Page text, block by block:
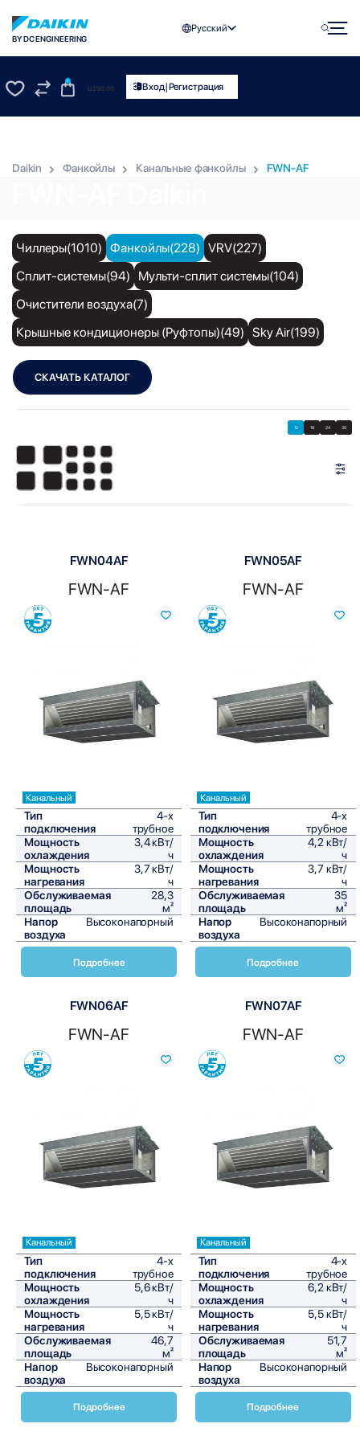
BY DC ENGINEERING
Русский
0
UZS0.00 Вход|Регистрация
Daikin Фанкойлы Канальные фанкойлы FWN-AF
Чиллеры(1010) Фанкойлы(228) VRV(227)
Сплит-системы(94)
Мульти-сплит системы(104)
Очистители воздуха(7)
Крышные кондиционеры (Руфтопы)(49) Sky Air(199)
СКАЧАТЬ КАТАЛОГ
12 18 24 30
Показать:
FWN04AF
FWN-AF
Сравнить
Канальный
Тип
подключения
4-х
трубное
Мощность
охлаждения
3,4 кВт/
ч
Мощность
нагревания
3,7 кВт/
ч
Обслуживаемая
площадь
28,3
м²
Напор
воздуха
Высоконапорный
Подробнее
FWN05AF
FWN-AF
Сравнить
Канальный
Тип
подключения
4-х
трубное
Мощность
охлаждения
4,2 кВт/
ч
Мощность
нагревания
3,7 кВт/
ч
Обслуживаемая
площадь
35
м²
Напор
воздуха
Высоконапорный
Подробнее
FWN06AF
FWN-AF
Сравнить
Канальный
Тип
подключения
4-х
трубное
Мощность
охлаждения
5,6 кВт/
ч
Мощность
нагревания
5,5 кВт/
ч
Обслуживаемая
площадь
46,7
м²
Напор
воздуха
Высоконапорный
Подробнее
FWN07AF
FWN-AF
Сравнить
Канальный
Тип
подключения
4-х
трубное
Мощность
охлаждения
6,2 кВт/
ч
Мощность
нагревания
5,5 кВт/
ч
Обслуживаемая
площадь
51,7
м²
Напор
воздуха
Высоконапорный
Подробнее